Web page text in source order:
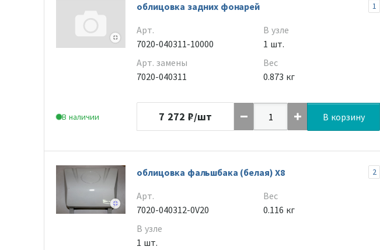
В наличии
облицовка задних фонарей 1
Арт.
7020-040311-10000
Арт. замены
7020-040311
В узле
1 шт.
Вес
0.873 кг
7 272 ₽/шт В корзину
облицовка фальшбака (белая) X8 2
Арт.
7020-040312-0V20
В узле
1 шт.
Вес
0.116 кг